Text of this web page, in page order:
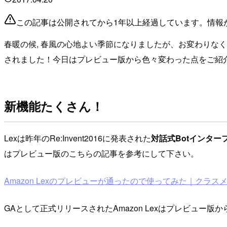
この記事は公開されてから1年以上経過しています。情
春暖の候, 春風の心地よい季節になりましたが、お変わりな
されました！今日はプレビュー版から色々変わった点をご紹
新機能たくさん！
Lexは昨年のRe:Invent2016に発表された対話式Botインター
はプレビュー版のこちらの記事を参考にして下さい。
Amazon Lexのプレビューが通ったので使ってみた｜クラス
GAとして正式リリースされたAmazon Lexはプレビュー版か